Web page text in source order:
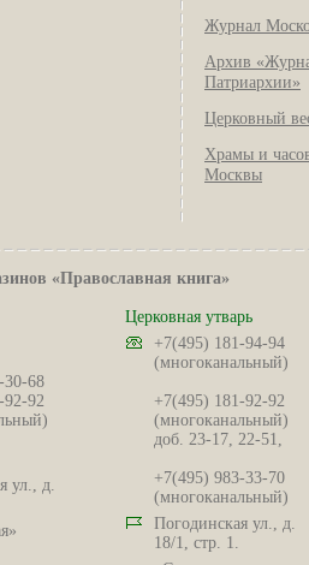
Журнал
Архив
Патриархии»
Церковный
Храмы и
Москвы
«Православная книга»
30-68
92-92
ул., д.
Церковная утварь
+7(495) 181-94-94
(многоканальный)
+7(495) 181-92-92
(многоканальный)
доб. 23-17, 22-51,
+7(495) 983-33-70
(многоканальный)
Погодинская ул., д.
18/1, стр. 1.